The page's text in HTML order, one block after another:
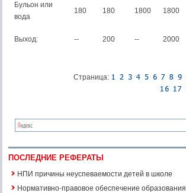
Бульон или
вода
180 180 1800 1800
Выход: -- 200 -- 2000
Страница:
ПОСЛЕДНИЕ РЕФЕРАТЫ
НПИ причины неуспеваемости детей в школе
Нормативно-правовое обеспечение образования